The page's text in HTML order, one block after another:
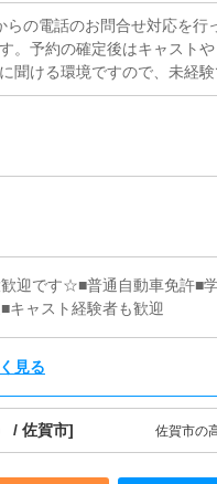
の電話のお問合せ対応を行
。予約の確定後はキャストや
聞ける環境ですので、未経験
イト等の店舗情報更新作業
題ありません。PCが苦手な人
迎です☆■普通自動車免許■
キャスト経験者も歓迎
見る
/ 佐賀市] 佐賀市の